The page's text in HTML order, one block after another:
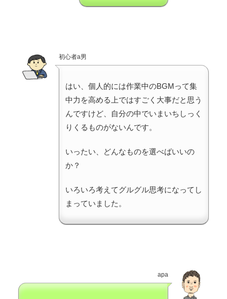
初心者a男
はい、個人的には作業中のBGMって集
中力を高める上ではすごく大事だと思う
んですけど、自分の中でいまいちしっく
りくるものがないんです。
いったい、どんなものを選べばいいの
か？
いろいろ考えてグルグル思考になってし
まっていました。
apa